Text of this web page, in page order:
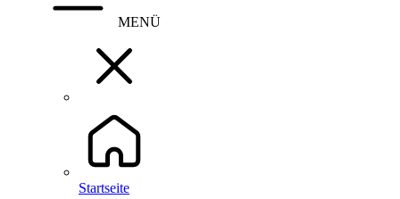
MENÜ
Startseite